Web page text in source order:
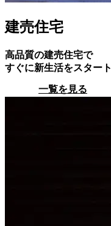
建売住宅
高品質の建売住宅で
すぐに新生活をスタート
一覧を見る